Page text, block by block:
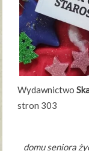
Wydawnictwo
stron 303
domu seniora